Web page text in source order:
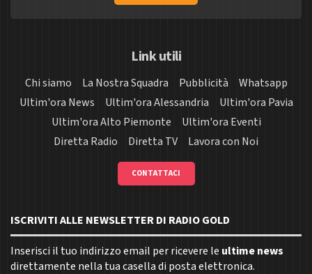
Link utili
Chi siamo La Nostra Squadra Pubblicità
Whatsapp
Ultim'ora News
Ultim'ora Alessandria
Ultim'ora Pavia
Ultim'ora Alto Piemonte
Ultim'ora Eventi
Diretta Radio
Diretta TV Lavora con Noi
CONTATTACI
ISCRIVITI ALLE NEWSLETTER DI RADIO GOLD
Inserisci il tuo indirizzo email per ricevere le ultime news
direttamente nella tua casella di posta elettronica.